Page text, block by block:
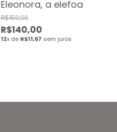
Eleonora, a elefoa
R$150,00
R$140,00
12x deR$11,67 sem juros